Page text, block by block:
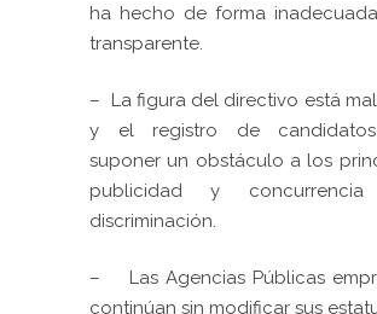
ha hecho de forma
transparente.
–
La figura del directivo está
y el registro de
suponer un obstáculo a los
publicidad y
discriminación.
–
Las Agencias Públicas
continúan sin modificar sus